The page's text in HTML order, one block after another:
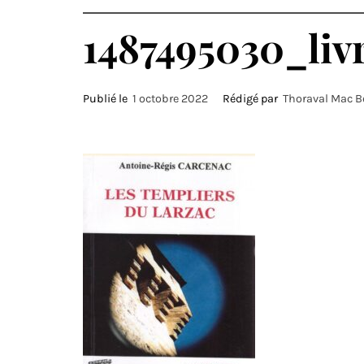
Publié le 1 octobre 2022 Rédigé par Thoraval Mac